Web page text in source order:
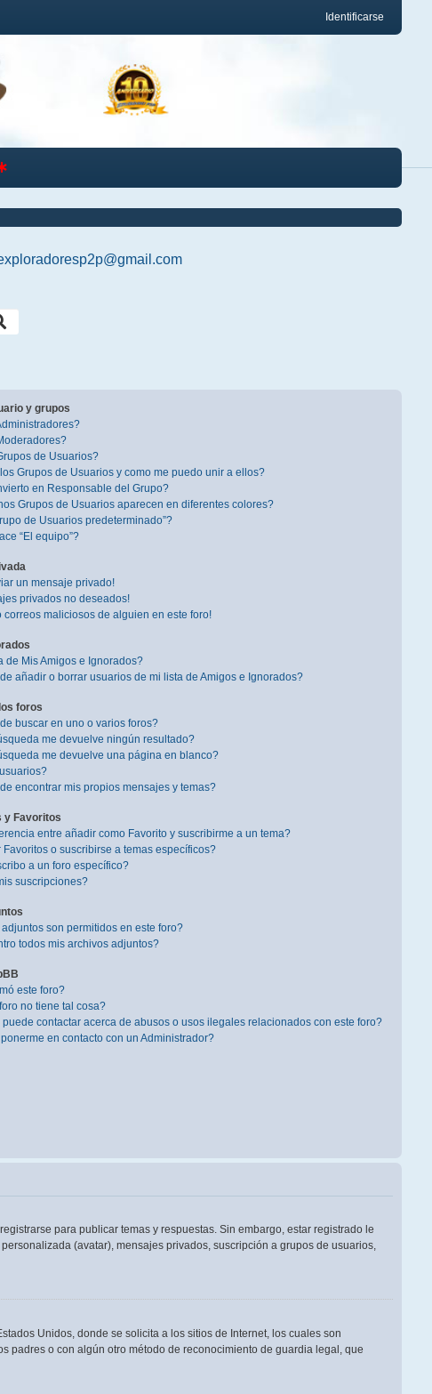
Identificarse
y grupos
de Usuarios?
Grupos de Usuarios y como me puedo unir a ellos?
en Responsable del Grupo?
Grupos de Usuarios aparecen en diferentes colores?
de Usuarios predeterminado”?
“El equipo”?
un mensaje privado!
privados no deseados!
correos maliciosos de alguien en este foro!
de Mis Amigos e Ignorados?
añadir o borrar usuarios de mi lista de Amigos e Ignorados?
foros
buscar en uno o varios foros?
me devuelve ningún resultado?
me devuelve una página en blanco?
encontrar mis propios mensajes y temas?
y Favoritos
entre añadir como Favorito y suscribirme a un tema?
o suscribirse a temas específicos?
a un foro específico?
suscripciones?
son permitidos en este foro?
todos mis archivos adjuntos?
este foro?
no tiene tal cosa?
contactar acerca de abusos o usos ilegales relacionados con este foro?
en contacto con un Administrador?
para publicar temas y respuestas. Sin embargo, estar registrado le
(avatar), mensajes privados, suscripción a grupos de usuarios,
Unidos, donde se solicita a los sitios de Internet, los cuales son
padres o con algún otro método de reconocimiento de guardia legal, que